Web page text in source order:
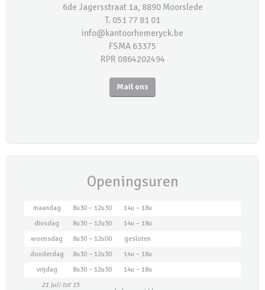
6de Jagersstraat 1a, 8890 Moorslede
T. 051 77 81 01
info@kantoorhemeryck.be
FSMA 63375
RPR 0864202494
Mail ons
Openingsuren
maandag 8u30 – 12u30
14u – 18u
dinsdag
8u30 – 12u30
14u – 18u
woensdag
8u30 – 12u00
gesloten
donderdag
8u30 – 12u30
14u – 18u
vrijdag
8u30 – 12u30
14u – 18u
21 juli tot 15